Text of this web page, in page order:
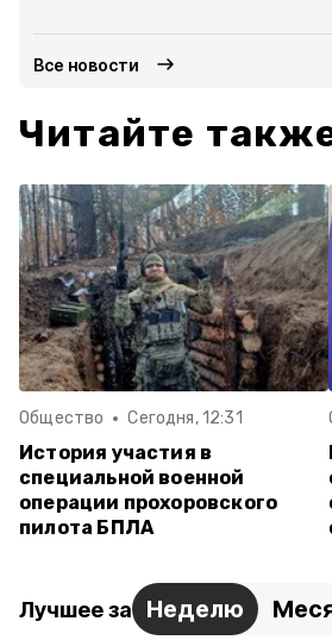
Все новости
Читайте
Общество Сегодня, 12:31
История участия в
специальной военной
операции прохоровского
пилота БПЛА
Лучшее за Неделю